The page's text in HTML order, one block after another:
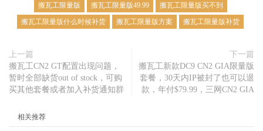
搬瓦工限量版
搬瓦工限量版49.99
搬瓦工限量版买不到
搬瓦工限量版什么时候补货
搬瓦工限量版方案 搬瓦工限量版补货
上一篇
搬瓦工CN2 GT配置出现问题，
暂时全部缺货out of stock，可购
买其他套餐或者加入补货通知群
下一篇
搬瓦工新款DC9 CN2 GIA限量版
套餐，30天内IP被封了也可以退
款，年付$79.99，三网CN2 GIA
相关推荐